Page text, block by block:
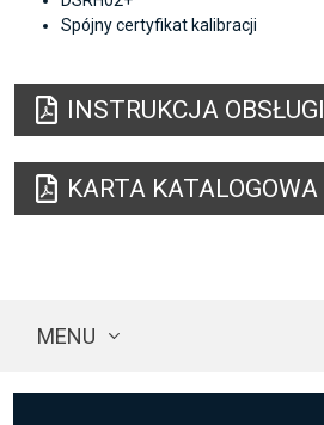
Spójny certyfikat kalibracji
INSTRUKCJA OBSŁUGI
KARTA KATALOGOWA
MENU